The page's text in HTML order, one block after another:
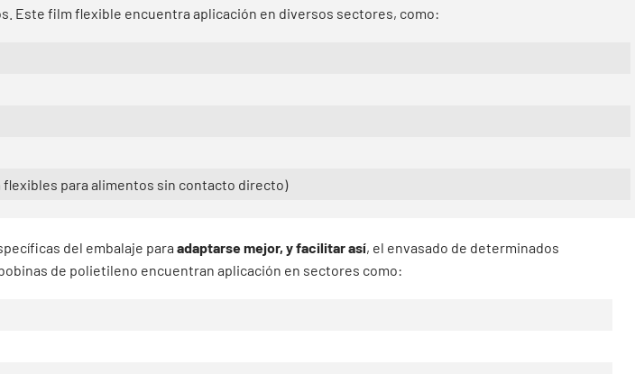
Este film flexible encuentra aplicación en diversos sectores, como:
flexibles para alimentos sin contacto directo)
del embalaje para adaptarse mejor, y facilitar así, el envasado de determinados
de polietileno encuentran aplicación en sectores como: